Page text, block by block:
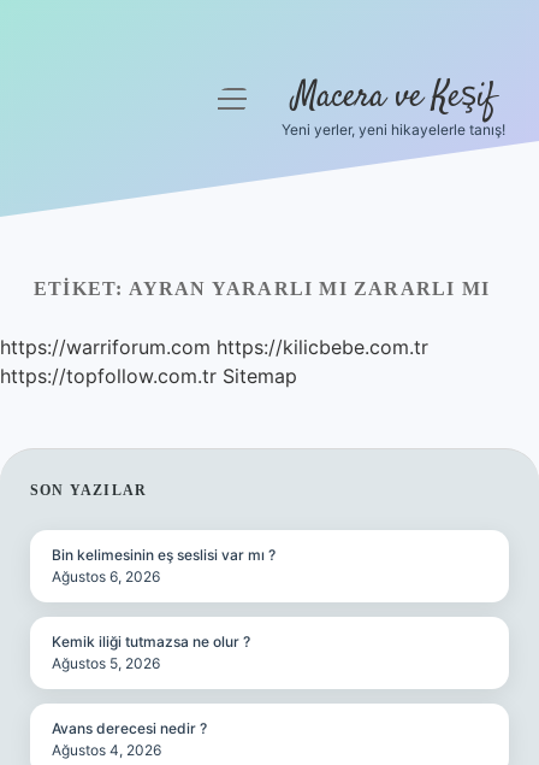
Yasal Uyarı
Hakkımızda
menüyüMacera ve Keşif
Yeni yerler, yeni hikayelerle tanış!
ETIKET: AYRAN YARARLI MI ZARARLI MI
https://warriforum.com https://kilicbebe.com.tr
https://topfollow.com.tr Sitemap
SIDEBAR
SON YAZILAR
Bin kelimesinin eş seslisi var mı ?
Ağustos 6, 2026
Kemik iliği tutmazsa ne olur ?
Ağustos 5, 2026
Avans derecesi nedir ?
Ağustos 4, 2026